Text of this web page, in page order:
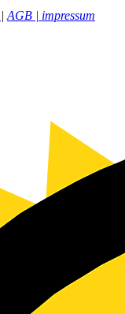
|AGB | impressum